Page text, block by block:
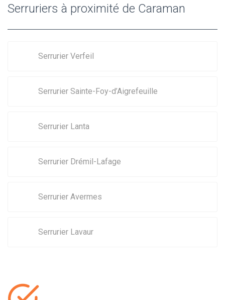
Serruriers à proximité de Caraman
Serrurier Verfeil
Serrurier Sainte-Foy-d’Aigrefeuille
Serrurier Lanta
Serrurier Drémil-Lafage
Serrurier Avermes
Serrurier Lavaur